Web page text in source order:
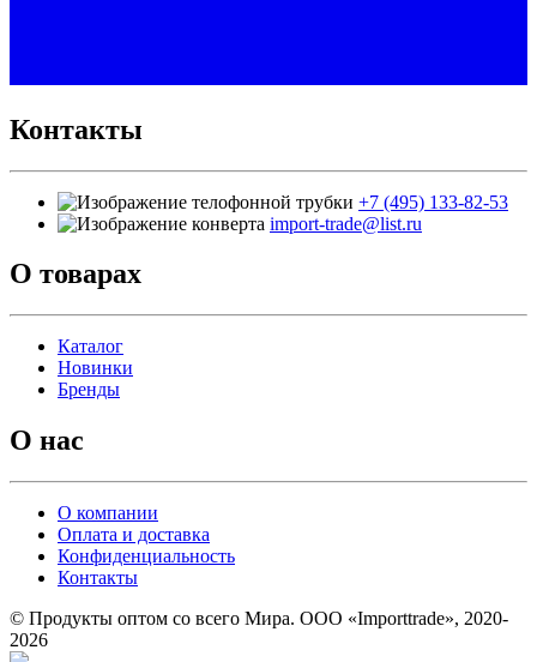
Контакты
+7 (495) 133-82-53
import-trade@list.ru
О товарах
Каталог
Новинки
Бренды
О нас
О компании
Оплата и доставка
Конфиденциальность
Контакты
© Продукты оптом со всего Мира. ООО «Importtrade», 2020-
2026